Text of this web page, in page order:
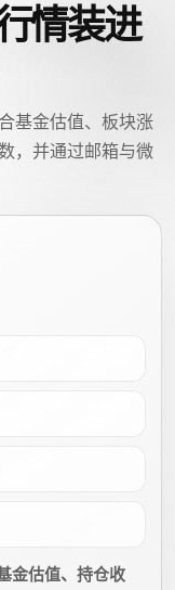
情装进
基金估值、板块涨
，并通过邮箱与微
金估值、持仓收